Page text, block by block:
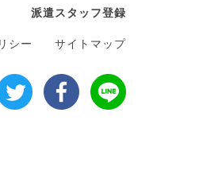
派遣スタッフ登録
シー サイトマップ